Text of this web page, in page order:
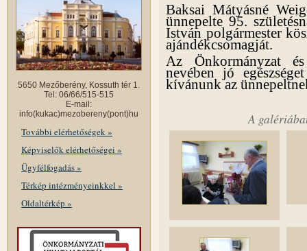
5650 Mezőberény, Kossuth tér 1.
Tel: 06/66/515-515
E-mail:
info(kukac)mezobereny(pont)hu
További elérhetőségek »
Képviselők elérhetőségei »
Ügyfélfogadás »
Térkép intézményeinkkel »
Oldaltérkép »
Baksai Mátyásné
ünnepelte 95.
István polgármester
ajándékcsomagját.
Az Önkormányzat
nevében jó
kívánunk az
A